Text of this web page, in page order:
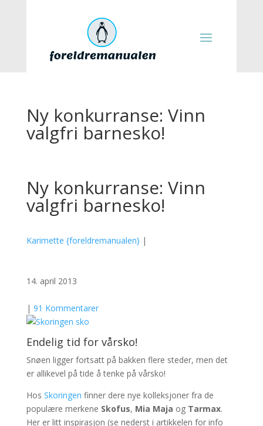
Ny konkurranse: Vinn
valgfri barnesko!
Ny konkurranse: Vinn
valgfri barnesko!
Karimette {foreldremanualen}|
14. april 2013
| 91 Kommentarer
Endelig tid for vårsko!
Snøen ligger fortsatt på bakken flere steder, men det
er allikevel på tide å tenke på vårsko!
Hos Skoringen finner dere nye kolleksjoner fra de
populære merkene Skofus, Mia Maja og Tarmax.
Her er litt inspirasjon (se nederst i artikkelen for info